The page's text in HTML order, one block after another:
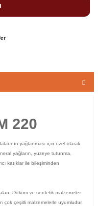
220
yağlanması için özel olarak
yağların, yüzeye tutunma,
katıklar ile bileşiminden
Döküm ve sentetik malzemeler
çok çeşitli malzemelerle uyumludur.